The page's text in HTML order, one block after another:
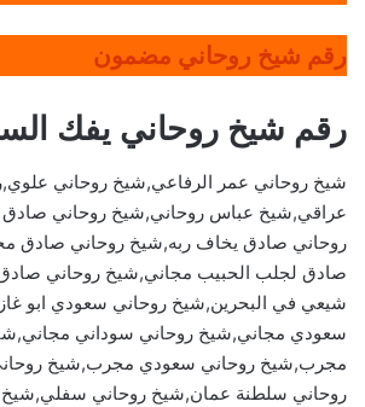
رقم شيخ روحاني مضمون
رقم شيخ روحاني يفك
شيخ روحاني عمر الرفاعي,شيخ روحاني
عراقي,شيخ عباس روحاني,شيخ روحاني صادق
روحاني صادق يخاف ربه,شيخ روحاني صادق
صادق لجلب الحبيب مجاني,شيخ روحاني
شيعي في البحرين,شيخ روحاني سعودي ابو
سعودي مجاني,شيخ روحاني سوداني
مجرب,شيخ روحاني سعودي مجرب,شيخ
روحاني سلطنة عمان,شيخ روحاني سفلي,شيخ